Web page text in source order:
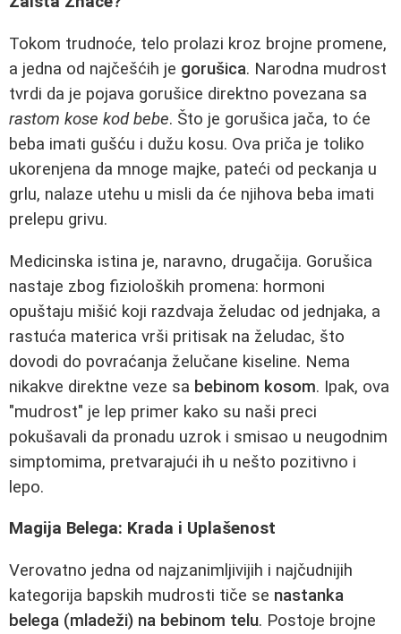
Tokom trudnoće, telo prolazi kroz brojne promene,
a jedna od najčešćih je gorušica. Narodna mudrost
tvrdi da je pojava gorušice direktno povezana sa
rastom kose kod bebe. Što je gorušica jača, to će
beba imati gušću i dužu kosu. Ova priča je toliko
ukorenjena da mnoge majke, pateći od peckanja u
grlu, nalaze utehu u misli da će njihova beba imati
prelepu grivu.
Medicinska istina je, naravno, drugačija. Gorušica
nastaje zbog fizioloških promena: hormoni
opuštaju mišić koji razdvaja želudac od jednjaka, a
rastuća materica vrši pritisak na želudac, što
dovodi do povraćanja želučane kiseline. Nema
nikakve direktne veze sa bebinom kosom. Ipak, ova
"mudrost" je lep primer kako su naši preci
pokušavali da pronadu uzrok i smisao u neugodnim
simptomima, pretvarajući ih u nešto pozitivno i
lepo.
Magija Belega: Krada i Uplašenost
Verovatno jedna od najzanimljivijih i najčudnijih
kategorija bapskih mudrosti tiče se nastanka
belega (mladeži) na bebinom telu. Postoje brojne